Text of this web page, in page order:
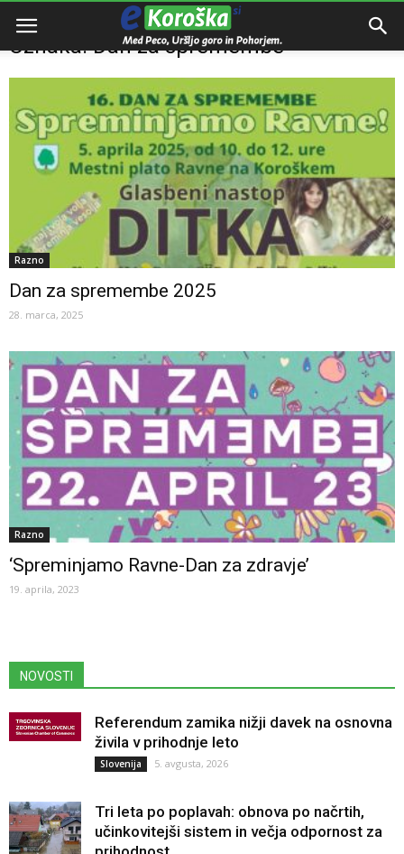
Domov Dan za spremembe
Oznaka: Dan za spremembe
Razno
Dan za spremembe 2025
28. marca, 2025
Razno
‘Spreminjamo Ravne-Dan za zdravje’
19. aprila, 2023
NOVOSTI
Referendum zamika nižji davek na osnovna
živila v prihodnje leto
Slovenija 5. avgusta, 2026
Tri leta po poplavah: obnova po načrtih,
učinkovitejši sistem in večja odpornost za